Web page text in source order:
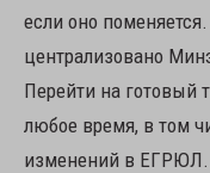
если оно
централизовано
Перейти на готовый
любое время, в том
изменений в ЕГРЮЛ.